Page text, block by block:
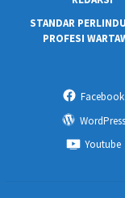
STANDAR
PROFESI
Facebook
WordPress
Youtube